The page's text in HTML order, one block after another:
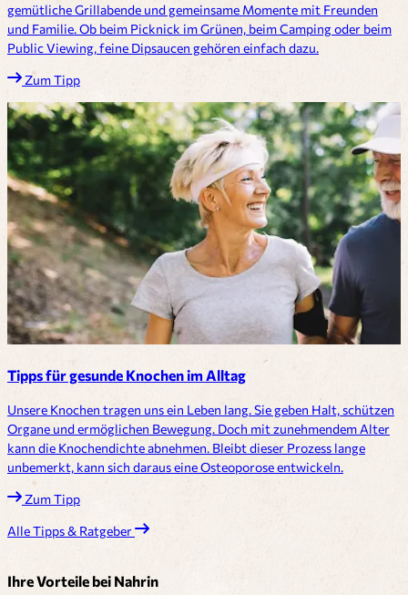
gemütliche Grillabende und gemeinsame Momente mit Freunden
und Familie. Ob beim Picknick im Grünen, beim Camping oder beim
Public Viewing, feine Dipsaucen gehören einfach dazu.
Zum Tipp
Tipps für gesunde Knochen im Alltag
Unsere Knochen tragen uns ein Leben lang. Sie geben Halt, schützen
Organe und ermöglichen Bewegung. Doch mit zunehmendem Alter
kann die Knochendichte abnehmen. Bleibt dieser Prozess lange
unbemerkt, kann sich daraus eine Osteoporose entwickeln.
Zum Tipp
Alle Tipps & Ratgeber
Ihre Vorteile bei Nahrin